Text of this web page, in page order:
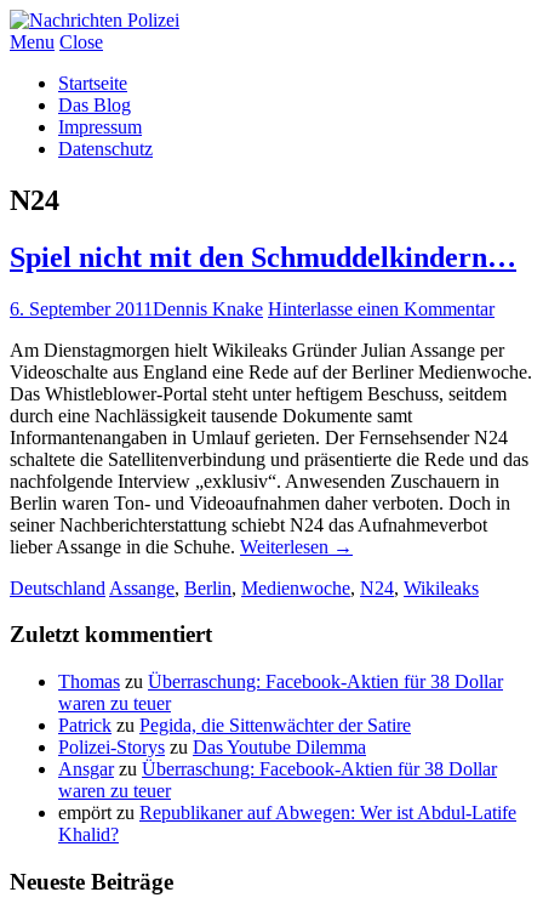
Menu Close
Startseite
Das Blog
Impressum
Datenschutz
N24
Spiel nicht mit den Schmuddelkindern…
6. September 2011Dennis Knake Hinterlasse einen Kommentar
Am Dienstagmorgen hielt Wikileaks Gründer Julian Assange per
Videoschalte aus England eine Rede auf der Berliner Medienwoche.
Das Whistleblower-Portal steht unter heftigem Beschuss, seitdem
durch eine Nachlässigkeit tausende Dokumente samt
Informantenangaben in Umlauf gerieten. Der Fernsehsender N24
schaltete die Satellitenverbindung und präsentierte die Rede und das
nachfolgende Interview „exklusiv“. Anwesenden Zuschauern in
Berlin waren Ton- und Videoaufnahmen daher verboten. Doch in
seiner Nachberichterstattung schiebt N24 das Aufnahmeverbot
lieber Assange in die Schuhe. Weiterlesen →
Deutschland Assange, Berlin, Medienwoche, N24, Wikileaks
Zuletzt kommentiert
Thomas zu Überraschung: Facebook-Aktien für 38 Dollar
waren zu teuer
Patrick zu Pegida, die Sittenwächter der Satire
Polizei-Storys zu Das Youtube Dilemma
Ansgarzu Überraschung: Facebook-Aktien für 38 Dollar
waren zu teuer
empört zu Republikaner auf Abwegen: Wer ist Abdul-Latife
Khalid?
Neueste Beiträge